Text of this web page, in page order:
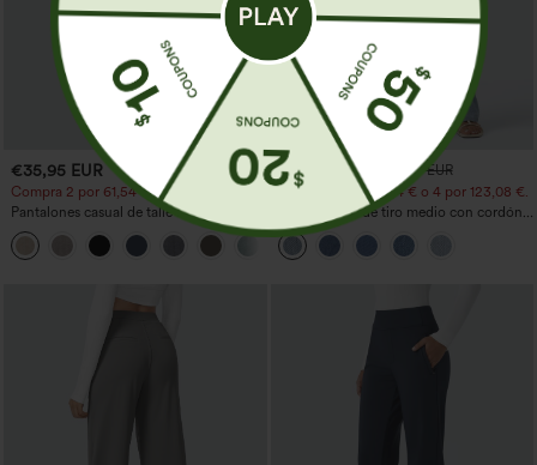
€35,95 EUR
Compra 2 por 61,54 € o 4 por 123,08 €.
Pantalones casual de talle alto y pierna
recta con tacto de lino y bolsillos
+5
€44,95 EUR
€49,95 EUR
Compra 2 por 61,54 € o 4 por 123,08 €.
Jeans casual de tiro medio con cordón y
bolsillos